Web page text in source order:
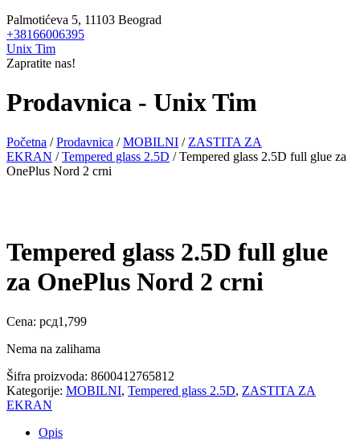
Palmotićeva 5, 11103 Beograd
+38166006395
Unix Tim
Zapratite nas!
Prodavnica - Unix Tim
Početna /Prodavnica /MOBILNI / ZASTITA ZA
EKRAN /Tempered glass 2.5D / Tempered glass 2.5D full glue za
OnePlus Nord 2 crni
Tempered glass 2.5D full glue
za OnePlus Nord 2 crni
Cena: рсд1,799
Nema na zalihama
Šifra proizvoda: 8600412765812
Kategorije: MOBILNI, Tempered glass 2.5D, ZASTITA ZA
EKRAN
Opis